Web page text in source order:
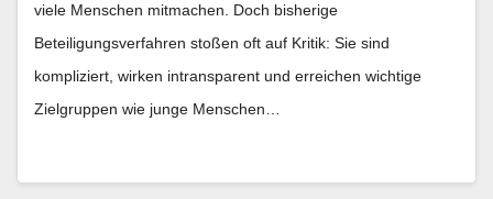
viele Menschen mitmachen. Doch bisherige
Beteiligungsverfahren stoßen oft auf Kritik: Sie sind
kompliziert, wirken intransparent und erreichen wichtige
Zielgruppen wie junge Menschen…